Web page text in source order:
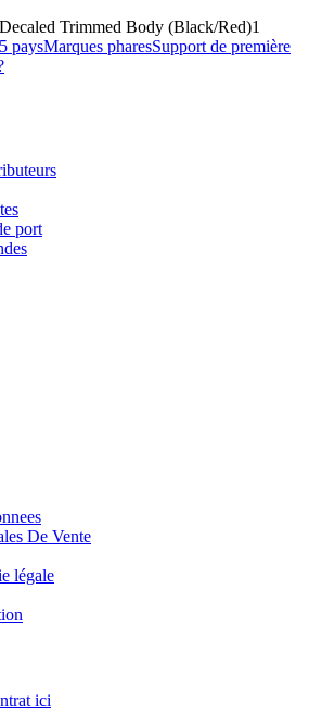
Trimmed Body (Black/Red)1
paysMarques pharesSupport de première
port
De Vente
légale
ici